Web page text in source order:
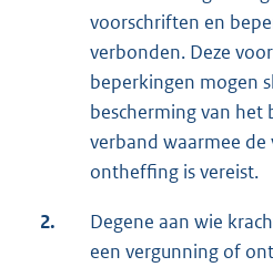
voorschriften en
verbonden. Deze
beperkingen mogen
bescherming van het
verband waarmee
ontheffing is vereist.
2.
Degene aan wie
een vergunning of